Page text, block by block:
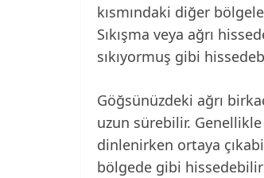
kısmındaki diğer
Sıkışma veya ağrı
sıkıyormuş gibi
Göğsünüzdeki ağrı
uzun sürebilir.
dinlenirken ortaya
bölgede gibi